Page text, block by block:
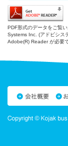
PDF形式のデータをご覧
Systems Inc. (アドビシス
Adobe(R) Reader が必要で